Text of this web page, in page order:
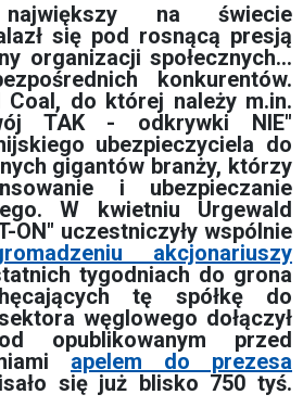
na świecie
się pod rosnącą presją
organizacji społecznych...
konkurentów.
Coal, do której należy m.in.
TAK - odkrywki NIE"
ubezpieczyciela do
gigantów branży, którzy
i ubezpieczanie
W kwietniu Urgewald
ON" uczestniczyły wspólnie
akcjonariuszy
tygodniach do grona
tę spółkę do
węglowego dołączył
opublikowanym przed
apelem do prezesa
się już blisko 750 tyś.